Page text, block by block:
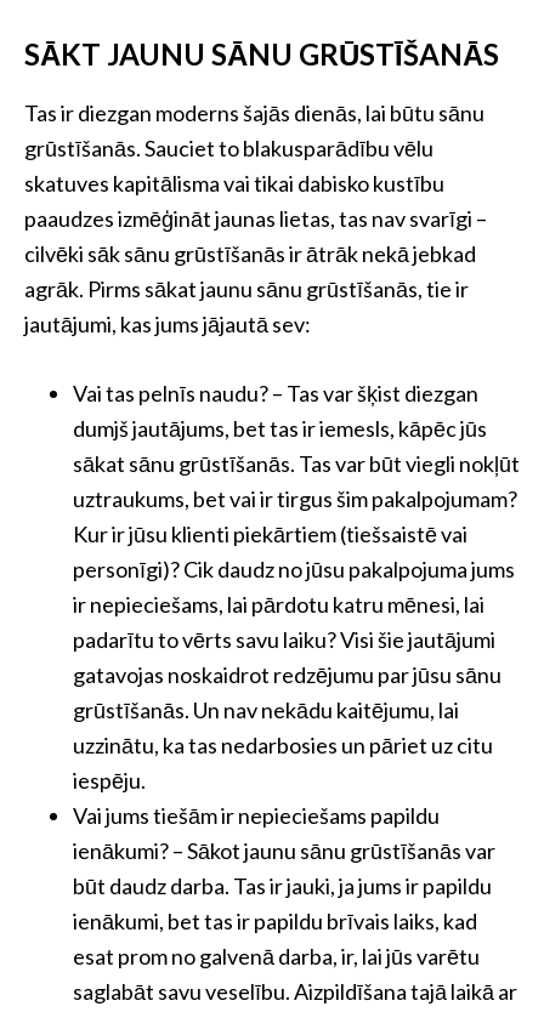
SĀKT JAUNU SĀNU GRŪSTĪŠANĀS
Tas ir diezgan moderns šajās dienās, lai būtu sānu
grūstīšanās. Sauciet to blakusparādību vēlu
skatuves kapitālisma vai tikai dabisko kustību
paaudzes izmēģināt jaunas lietas, tas nav svarīgi –
cilvēki sāk sānu grūstīšanās ir ātrāk nekā jebkad
agrāk. Pirms sākat jaunu sānu grūstīšanās, tie ir
jautājumi, kas jums jājautā sev:
Vai tas pelnīs naudu? – Tas var šķist diezgan
dumjš jautājums, bet tas ir iemesls, kāpēc jūs
sākat sānu grūstīšanās. Tas var būt viegli nokļūt
uztraukums, bet vai ir tirgus šim pakalpojumam?
Kur ir jūsu klienti piekārtiem (tiešsaistē vai
personīgi)? Cik daudz no jūsu pakalpojuma jums
ir nepieciešams, lai pārdotu katru mēnesi, lai
padarītu to vērts savu laiku? Visi šie jautājumi
gatavojas noskaidrot redzējumu par jūsu sānu
grūstīšanās. Un nav nekādu kaitējumu, lai
uzzinātu, ka tas nedarbosies un pāriet uz citu
iespēju.
Vai jums tiešām ir nepieciešams papildu
ienākumi? – Sākot jaunu sānu grūstīšanās var
būt daudz darba. Tas ir jauki, ja jums ir papildu
ienākumi, bet tas ir papildu brīvais laiks, kad
esat prom no galvenā darba, ir, lai jūs varētu
saglabāt savu veselību. Aizpildīšana tajā laikā ar